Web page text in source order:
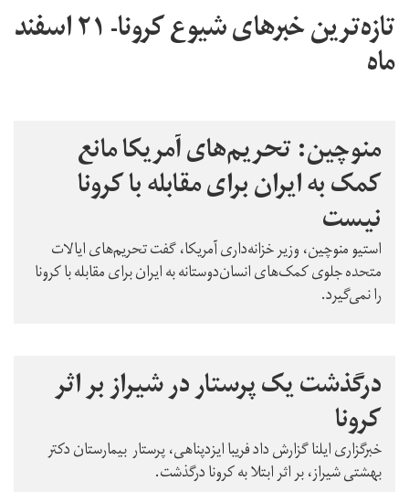
تازه‌ترین خبرهای شیوع کرونا- ۲۱ اسفند
ماه
منوچین: تحریم‌های آمریکا مانع
کمک به ایران برای مقابله با کرونا
نیست
استیو منوچین، وزیر خزانه‌داری آمریکا، گفت تحریم‌های ایالات
متحده جلوی کمک‌های انسان‌دوستانه به ایران برای مقابله با کرونا
را نمی‌گیرد.
درگذشت یک پرستار در شیراز بر اثر
کرونا
خبرگزاری ایلنا گزارش داد فریبا ایزدپناهی، پرستار بیمارستان دکتر
بهشتی شیراز، بر اثر ابتلا به کرونا درگذشت.